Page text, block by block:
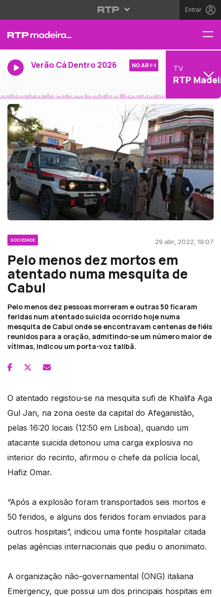
Entrar
Verão Cá Dentro 2026 NO AR TV
RTP
SOCIEDADE 29 abr, 2022, 19:07
Pelo menos dez mortos em
atentado numa mesquita de
Cabul
Pelo menos dez pessoas morreram e outras 50 ficaram
feridas num atentado suicida ocorrido hoje numa
mesquita de Cabul onde se encontravam centenas de fiéis
reunidos para a oração, admitindo-se um número maior de
vítimas, indicou um porta-voz talibã.
O atentado registou-se na mesquita sufi de Khalifa Aga
Gul Jan, na zona oeste da capital do Afeganistão,
pelas 16:20 locais (12:50 em Lisboa), quando um
atacante suicida detonou uma carga explosiva no
interior do recinto, afirmou o chefe da polícia local,
Hafiz Omar.
“Após a explosão foram transportados seis mortos e
50 feridos, e alguns dos feridos foram enviados para
outros hospitais”, indicou uma fonte hospitalar citada
pelas agências internacionais que pediu o anonimato.
A organização não-governamental (ONG) italiana
Emergency, que possui um dos principais hospitais em